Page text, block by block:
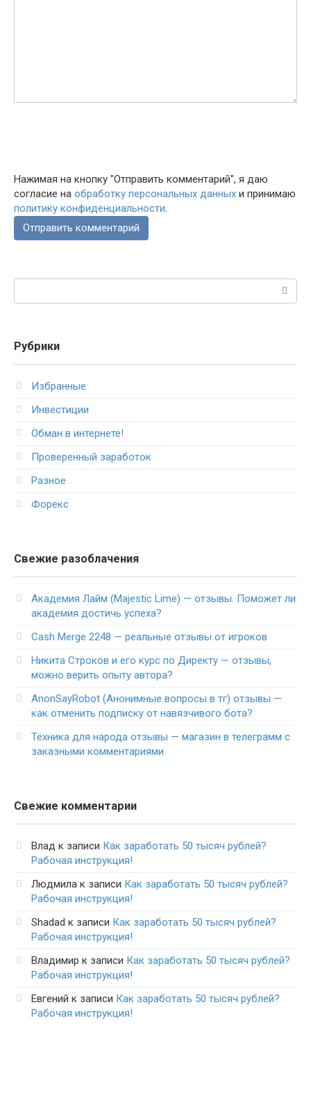
Нажимая на кнопку "Отправить комментарий", я даю
согласие на обработку персональных данных и принимаю
политику конфиденциальности.
Поиск:
Рубрики
Избранные
Инвестиции
Обман в интернете!
Проверенный заработок
Разное
Форекс
Свежие разоблачения
Академия Лайм (Majestic Lime) — отзывы. Поможет ли
академия достичь успеха?
Cash Merge 2248 — реальные отзывы от игроков
Никита Строков и его курс по Директу — отзывы,
можно верить опыту автора?
AnonSayRobot (Анонимные вопросы в тг) отзывы —
как отменить подписку от навязчивого бота?
Техника для народа отзывы — магазин в телеграмм с
заказными комментариями
Свежие комментарии
Влад к записи Как заработать 50 тысяч рублей?
Рабочая инструкция!
Людмила к записи Как заработать 50 тысяч рублей?
Рабочая инструкция!
Shadad к записи Как заработать 50 тысяч рублей?
Рабочая инструкция!
Владимир к записи Как заработать 50 тысяч рублей?
Рабочая инструкция!
Евгений к записи Как заработать 50 тысяч рублей?
Рабочая инструкция!